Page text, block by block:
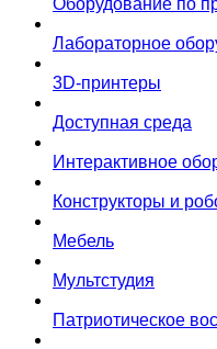
Оборудование по
Лабораторное
3D-принтеры
Доступная среда
Интерактивное
Конструкторы и
Мебель
Мультстудия
Патриотическое